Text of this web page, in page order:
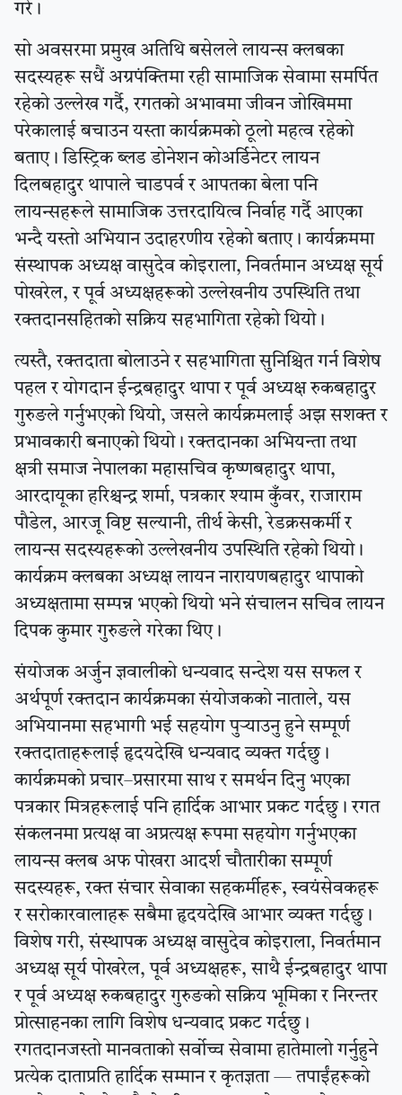
गरे।
सो अवसरमा प्रमुख अतिथि बसेलले लायन्स क्लबका
सदस्यहरू सधैं अग्रपंक्तिमा रही सामाजिक सेवामा समर्पित
रहेको उल्लेख गर्दै, रगतको अभावमा जीवन जोखिममा
परेकालाई बचाउन यस्ता कार्यक्रमको ठूलो महत्व रहेको
बताए। डिस्ट्रिक ब्लड डोनेशन कोअर्डिनेटर लायन
दिलबहादुर थापाले चाडपर्व र आपतका बेला पनि
लायन्सहरूले सामाजिक उत्तरदायित्व निर्वाह गर्दै आएका
भन्दै यस्तो अभियान उदाहरणीय रहेको बताए। कार्यक्रममा
संस्थापक अध्यक्ष वासुदेव कोइराला, निवर्तमान अध्यक्ष सूर्य
पोखरेल, र पूर्व अध्यक्षहरूको उल्लेखनीय उपस्थिति तथा
रक्तदानसहितको सक्रिय सहभागिता रहेको थियो।
त्यस्तै, रक्तदाता बोलाउने र सहभागिता सुनिश्चित गर्न विशेष
पहल र योगदान ईन्द्रबहादुर थापा र पूर्व अध्यक्ष रुकबहादुर
गुरुङले गर्नुभएको थियो, जसले कार्यक्रमलाई अझ सशक्त र
प्रभावकारी बनाएको थियो। रक्तदानका अभियन्ता तथा
क्षत्री समाज नेपालका महासचिव कृष्णबहादुर थापा,
आरदायूका हरिश्चन्द्र शर्मा, पत्रकार श्याम कुँवर, राजाराम
पौडेल, आरजू विष्ट सल्यानी, तीर्थ केसी, रेडक्रसकर्मी र
लायन्स सदस्यहरूको उल्लेखनीय उपस्थिति रहेको थियो।
कार्यक्रम क्लबका अध्यक्ष लायन नारायणबहादुर थापाको
अध्यक्षतामा सम्पन्न भएको थियो भने संचालन सचिव लायन
दिपक कुमार गुरुङले गरेका थिए।
संयोजक अर्जुन ज्ञवालीको धन्यवाद सन्देश यस सफल र
अर्थपूर्ण रक्तदान कार्यक्रमका संयोजकको नाताले, यस
अभियानमा सहभागी भई सहयोग पुर्‍याउनु हुने सम्पूर्ण
रक्तदाताहरूलाई हृदयदेखि धन्यवाद व्यक्त गर्दछु।
कार्यक्रमको प्रचार–प्रसारमा साथ र समर्थन दिनु भएका
पत्रकार मित्रहरूलाई पनि हार्दिक आभार प्रकट गर्दछु। रगत
संकलनमा प्रत्यक्ष वा अप्रत्यक्ष रूपमा सहयोग गर्नुभएका
लायन्स क्लब अफ पोखरा आदर्श चौतारीका सम्पूर्ण
सदस्यहरू, रक्त संचार सेवाका सहकर्मीहरू, स्वयंसेवकहरू
र सरोकारवालाहरू सबैमा हृदयदेखि आभार व्यक्त गर्दछु।
विशेष गरी, संस्थापक अध्यक्ष वासुदेव कोइराला, निवर्तमान
अध्यक्ष सूर्य पोखरेल, पूर्व अध्यक्षहरू, साथै ईन्द्रबहादुर थापा
र पूर्व अध्यक्ष रुकबहादुर गुरुङको सक्रिय भूमिका र निरन्तर
प्रोत्साहनका लागि विशेष धन्यवाद प्रकट गर्दछु।
रगतदानजस्तो मानवताको सर्वोच्च सेवामा हातेमालो गर्नुहुने
प्रत्येक दाताप्रति हार्दिक सम्मान र कृतज्ञता — तपाईंहरूको